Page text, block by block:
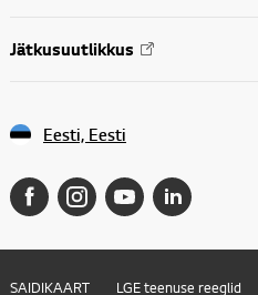
Jätkusuutlikkus
Eesti, Eesti
SAIDIKAART LGE teenuse reeglid